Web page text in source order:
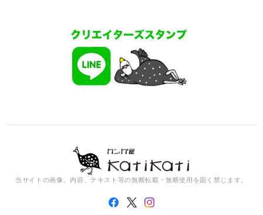
当サイトの画像、内容、テキスト等の無断転載・無断使用を固く禁じます。